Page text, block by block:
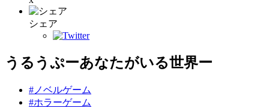
シェア
うるうぷーあなたがいる世界ー
#ノベルゲーム
#ホラーゲーム